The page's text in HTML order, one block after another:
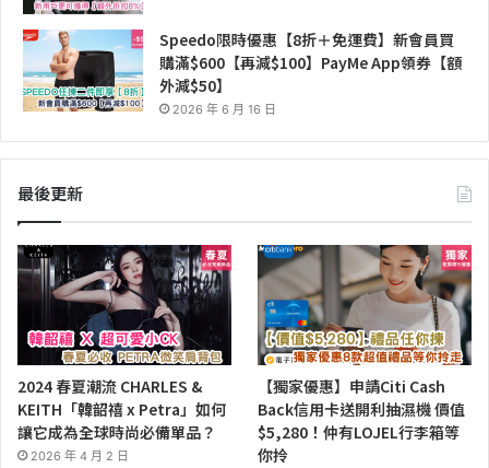
Speedo限時優惠【8折＋免運費】新會員買
購滿$600【再減$100】PayMe App領券【額
外減$50】
2026 年 6 月 16 日
最後更新
2024 春夏潮流 CHARLES &
KEITH「韓韶禧 x Petra」如何
讓它成為全球時尚必備單品？
2026 年 4 月 2 日
【獨家優惠】申請Citi Cash
Back信用卡送開利抽濕機 價值
$5,280！仲有LOJEL行李箱等
你拎